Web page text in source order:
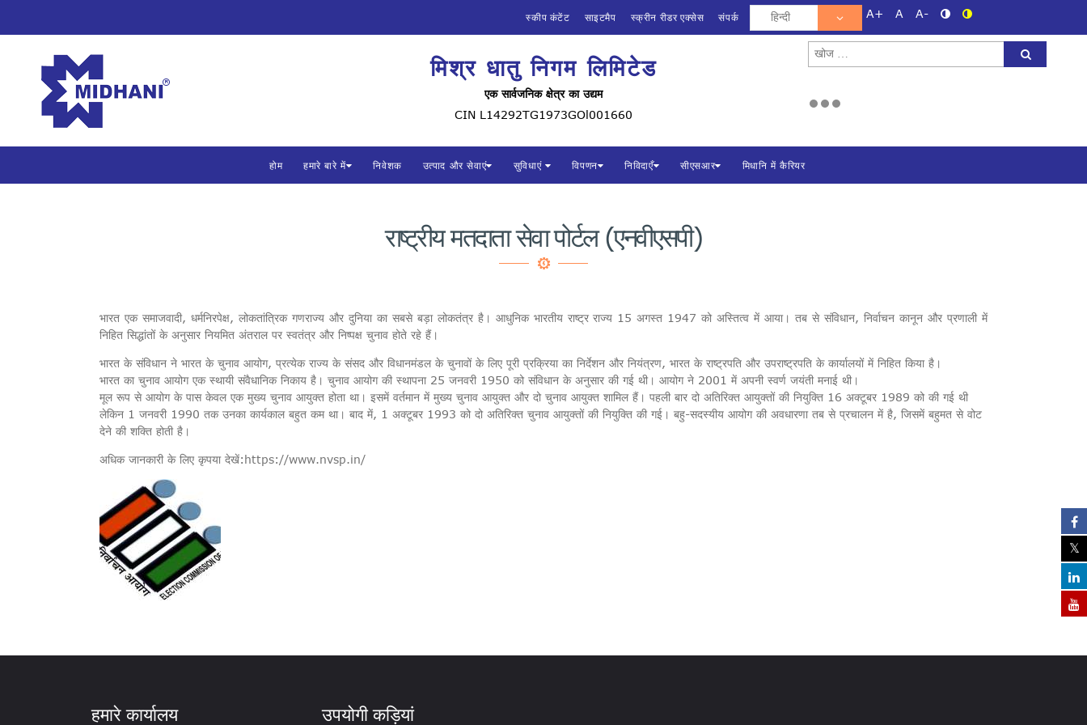
स्कीप कंटेंट साइटमैप स्क्रीन रीडर एक्सेस संपर्क A+ A A-
मिश्र धातु निगम लिमिटेड
एक सार्वजनिक क्षेत्र का उद्यम
CIN L14292TG1973GOl001660
Search
for:
होम हमारे बारे में निवेशक उत्पाद और सेवाएं सुविधाएं विपणन निविदाएँ सीएसआर मिधानि में कैरियर
मिश्र धातु निगम लिमिटेड
भारत सरकार का एक उद्यम, रक्षा मंत्रालय, भारत
हमारे बारे में
उत्पाद और सेवाएं
सुविधाएं
विपणन
सीएसआर
मिधानि में कैरियर
राष्‍ट्रीय मतदाता सेवा पोर्टल (एनवीएसपी)
भारत एक समाजवादी, धर्मनिरपेक्ष, लोकतांत्रिक गणराज्य और दुनिया का सबसे बड़ा लोकतंत्र है। आधुनिक भारतीय राष्ट्र राज्य 15 अगस्त 1947 को अस्तित्व में आया। तब से संविधान, निर्वाचन कानून और प्रणाली में
निहित सिद्धांतों के अनुसार नियमित अंतराल पर स्वतंत्र और निष्पक्ष चुनाव होते रहे हैं।
भारत के संविधान ने भारत के चुनाव आयोग, प्रत्येक राज्य के संसद और विधानमंडल के चुनावों के लिए पूरी प्रक्रिया का निर्देशन और नियंत्रण, भारत के राष्ट्रपति और उपराष्ट्रपति के कार्यालयों में निहित किया है।
भारत का चुनाव आयोग एक स्थायी संवैधानिक निकाय है। चुनाव आयोग की स्थापना 25 जनवरी 1950 को संविधान के अनुसार की गई थी। आयोग ने 2001 में अपनी स्वर्ण जयंती मनाई थी।
मूल रूप से आयोग के पास केवल एक मुख्य चुनाव आयुक्त होता था। इसमें वर्तमान में मुख्य चुनाव आयुक्त और दो चुनाव आयुक्त शामिल हैं। पहली बार दो अतिरिक्त आयुक्तों की नियुक्ति 16 अक्टूबर 1989 को की गई थी
लेकिन 1 जनवरी 1990 तक उनका कार्यकाल बहुत कम था। बाद में, 1 अक्टूबर 1993 को दो अतिरिक्त चुनाव आयुक्तों की नियुक्ति की गई। बहु-सदस्यीय आयोग की अवधारणा तब से प्रचालन में है, जिसमें बहुमत से वोट
देने की शक्ति होती है।
अधिक जानकारी के लिए कृपया देखें:https://www.nvsp.in/
हमारे कार्यालय उपयोगी कड़ियां